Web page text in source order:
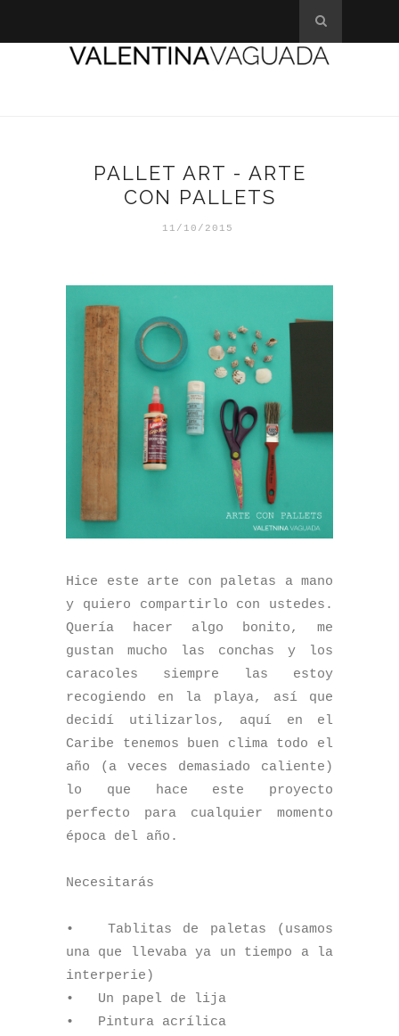
PALLET ART - ARTE
CON PALLETS
11/10/2015
Hice este arte con paletas a mano
y quiero compartirlo con ustedes.
Quería hacer algo bonito, me
gustan mucho las conchas y los
caracoles siempre las estoy
recogiendo en la playa, así que
decidí utilizarlos, aquí en el
Caribe tenemos buen clima todo el
año (a veces demasiado caliente)
lo que hace este proyecto
perfecto para cualquier momento
época del año.
Necesitarás
•
Tablitas de paletas (usamos
una que llevaba ya un tiempo a la
interperie)
•
Un papel de lija
•
Pintura acrílica